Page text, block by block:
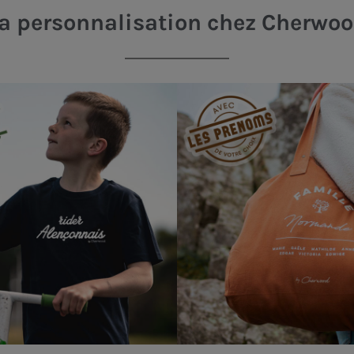
personnalisation chez
Produits
personnalisés
etultra-personnalisés